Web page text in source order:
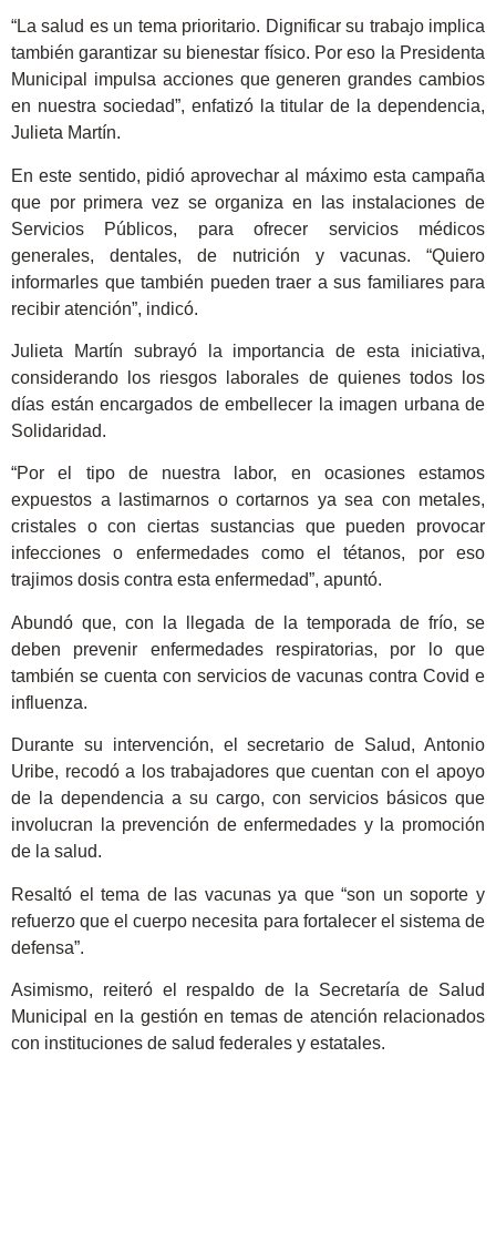
“La salud es un tema prioritario. Dignificar su trabajo implica
también garantizar su bienestar físico. Por eso la Presidenta
Municipal impulsa acciones que generen grandes cambios
en nuestra sociedad”, enfatizó la titular de la dependencia,
Julieta Martín.
En este sentido, pidió aprovechar al máximo esta campaña
que por primera vez se organiza en las instalaciones de
Servicios Públicos, para ofrecer servicios médicos
generales, dentales, de nutrición y vacunas. “Quiero
informarles que también pueden traer a sus familiares para
recibir atención”, indicó.
Julieta Martín subrayó la importancia de esta iniciativa,
considerando los riesgos laborales de quienes todos los
días están encargados de embellecer la imagen urbana de
Solidaridad.
“Por el tipo de nuestra labor, en ocasiones estamos
expuestos a lastimarnos o cortarnos ya sea con metales,
cristales o con ciertas sustancias que pueden provocar
infecciones o enfermedades como el tétanos, por eso
trajimos dosis contra esta enfermedad”, apuntó.
Abundó que, con la llegada de la temporada de frío, se
deben prevenir enfermedades respiratorias, por lo que
también se cuenta con servicios de vacunas contra Covid e
influenza.
Durante su intervención, el secretario de Salud, Antonio
Uribe, recodó a los trabajadores que cuentan con el apoyo
de la dependencia a su cargo, con servicios básicos que
involucran la prevención de enfermedades y la promoción
de la salud.
Resaltó el tema de las vacunas ya que “son un soporte y
refuerzo que el cuerpo necesita para fortalecer el sistema de
defensa”.
Asimismo, reiteró el respaldo de la Secretaría de Salud
Municipal en la gestión en temas de atención relacionados
con instituciones de salud federales y estatales.